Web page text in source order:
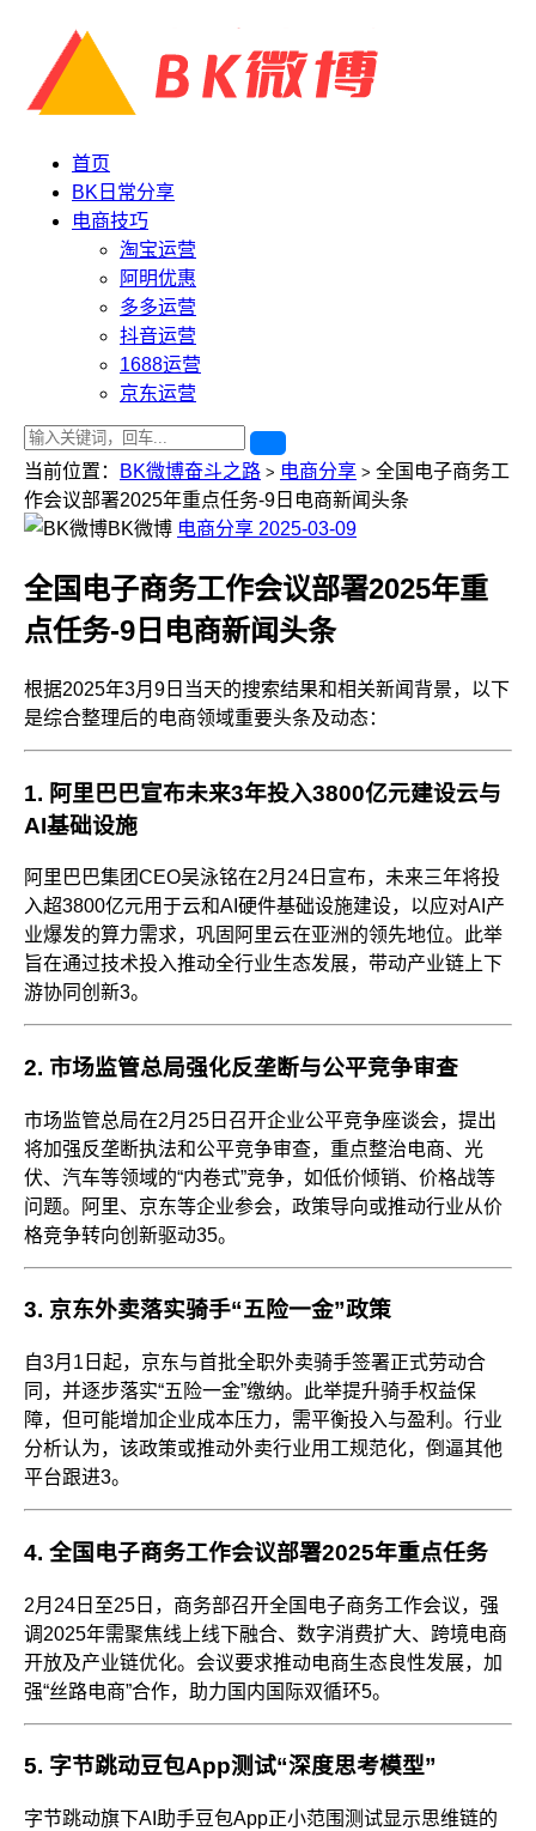
首页
BK日常分享
电商技巧
淘宝运营
阿明优惠
多多运营
抖音运营
1688运营
京东运营
当前位置： BK微博奋斗之路 > 电商分享 > 全国电子商务工
作会议部署2025年重点任务-9日电商新闻头条
BK微博 电商分享 2025-03-09
全国电子商务工作会议部署2025年重
点任务-9日电商新闻头条
根据2025年3月9日当天的搜索结果和相关新闻背景，以下
是综合整理后的电商领域重要头条及动态：
1. 阿里巴巴宣布未来3年投入3800亿元建设云与
AI基础设施
阿里巴巴集团CEO吴泳铭在2月24日宣布，未来三年将投
入超3800亿元用于云和AI硬件基础设施建设，以应对AI产
业爆发的算力需求，巩固阿里云在亚洲的领先地位。此举
旨在通过技术投入推动全行业生态发展，带动产业链上下
游协同创新3。
2. 市场监管总局强化反垄断与公平竞争审查
市场监管总局在2月25日召开企业公平竞争座谈会，提出
将加强反垄断执法和公平竞争审查，重点整治电商、光
伏、汽车等领域的“内卷式”竞争，如低价倾销、价格战等
问题。阿里、京东等企业参会，政策导向或推动行业从价
格竞争转向创新驱动35。
3. 京东外卖落实骑手“五险一金”政策
自3月1日起，京东与首批全职外卖骑手签署正式劳动合
同，并逐步落实“五险一金”缴纳。此举提升骑手权益保
障，但可能增加企业成本压力，需平衡投入与盈利。行业
分析认为，该政策或推动外卖行业用工规范化，倒逼其他
平台跟进3。
4. 全国电子商务工作会议部署2025年重点任务
2月24日至25日，商务部召开全国电子商务工作会议，强
调2025年需聚焦线上线下融合、数字消费扩大、跨境电商
开放及产业链优化。会议要求推动电商生态良性发展，加
强“丝路电商”合作，助力国内国际双循环5。
5. 字节跳动豆包App测试“深度思考模型”
字节跳动旗下AI助手豆包App正小范围测试显示思维链的